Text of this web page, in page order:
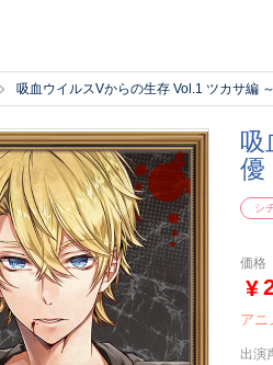
吸血ウイルスVからの生存 Vol.1 ツカサ編
吸
優
シ
価格
アニ
出演